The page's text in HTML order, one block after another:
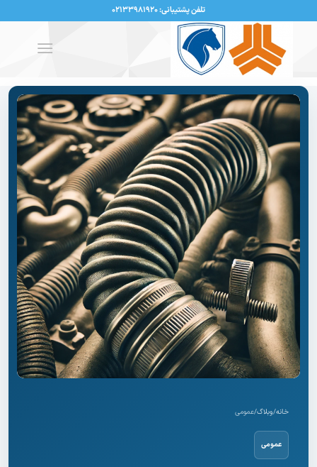
تلفن پشتیبانی: ۰۲۱۳۳۹۸۱۹۲۰
خانه/وبلاگ/عمومی
عمومی